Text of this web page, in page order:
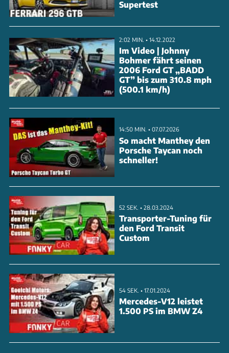
gesprochen.
Supertest
2:02 MIN. • 14.12.2022
Im Video | Johnny
Bohmer fährt seinen
2006 Ford GT „BADD
GT” bis zum 310.8 mph
(500.1 km/h)
14:50 MIN. • 07.07.2026
So macht Manthey den
Porsche Taycan noch
schneller!
52 SEK. • 28.03.2024
Transporter-Tuning für
den Ford Transit
Custom
54 SEK. • 17.01.2024
Mercedes-V12 leistet
1.500 PS im BMW Z4